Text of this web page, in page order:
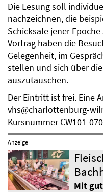
Die Lesung soll
nachzeichnen, die
Schicksale jener
Vortrag haben die
Gelegenheit, im
stellen und sich über
auszutauschen.
Der Eintritt ist frei. Eine
vhs@charlottenburg-
Kursnummer CW101-
Anzeige
Mit